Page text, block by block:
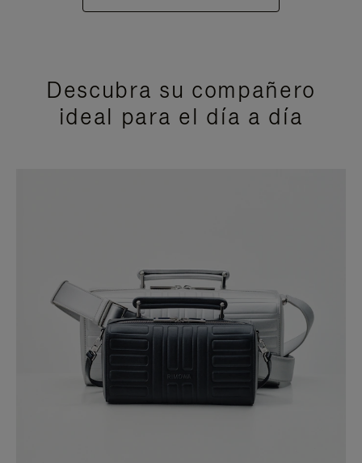
Descubra su compañero
ideal para el día a día